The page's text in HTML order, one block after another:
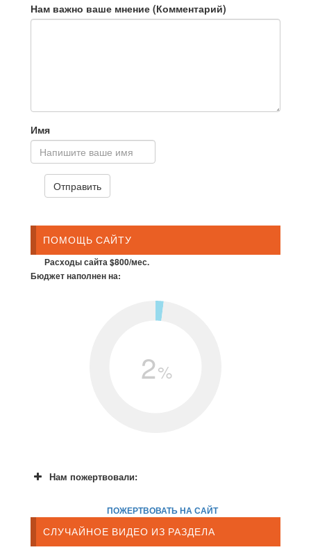
Нам важно ваше мнение (Комментарий)
Имя
ПОМОЩЬ САЙТУ
Расходы сайта $800/мес.
Бюджет наполнен на:
2%
Нам пожертвовали:
ПОЖЕРТВОВАТЬ НА САЙТ
СЛУЧАЙНОЕ ВИДЕО ИЗ РАЗДЕЛА